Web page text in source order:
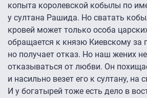
копыта королевской кобылы по
у султана Рашида. Но сватать
кровей может только особа
обращается к князю Киевскому
но получает отказ. Но наш жених
отказываться от любви. Он
и насильно везет его к султану, на
И у богатырей тоже есть дело в